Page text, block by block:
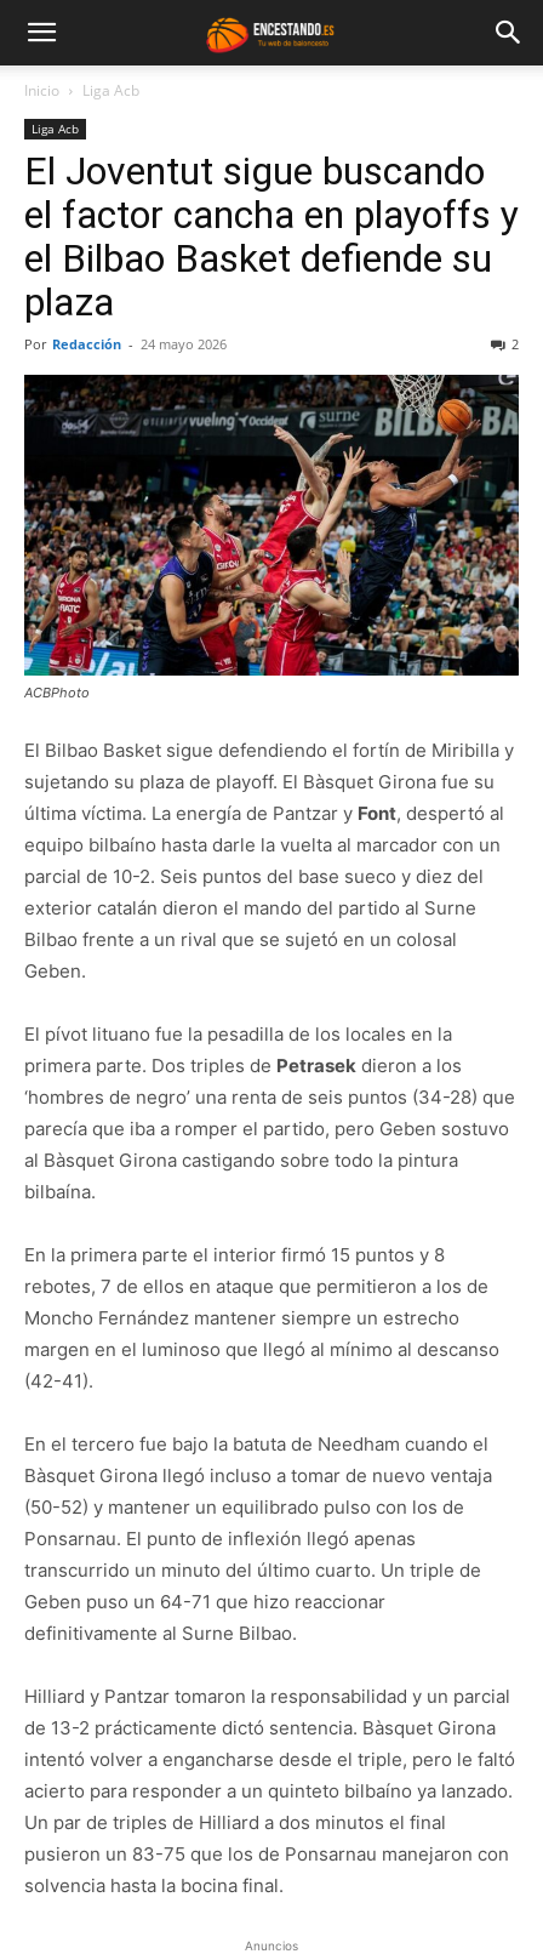
Inicio Liga Acb
Liga Acb
El Joventut sigue buscando
el factor cancha en playoffs y
el Bilbao Basket defiende su
plaza
Por Redacción - 24 mayo 2026 2
ACBPhoto
El Bilbao Basket sigue defendiendo el fortín de Miribilla y
sujetando su plaza de playoff. El Bàsquet Girona fue su
última víctima. La energía de Pantzar y Font, despertó al
equipo bilbaíno hasta darle la vuelta al marcador con un
parcial de 10-2. Seis puntos del base sueco y diez del
exterior catalán dieron el mando del partido al Surne
Bilbao frente a un rival que se sujetó en un colosal
Geben.
El pívot lituano fue la pesadilla de los locales en la
primera parte. Dos triples de Petrasek dieron a los
‘hombres de negro’ una renta de seis puntos (34-28) que
parecía que iba a romper el partido, pero Geben sostuvo
al Bàsquet Girona castigando sobre todo la pintura
bilbaína.
En la primera parte el interior firmó 15 puntos y 8
rebotes, 7 de ellos en ataque que permitieron a los de
Moncho Fernández mantener siempre un estrecho
margen en el luminoso que llegó al mínimo al descanso
(42-41).
En el tercero fue bajo la batuta de Needham cuando el
Bàsquet Girona llegó incluso a tomar de nuevo ventaja
(50-52) y mantener un equilibrado pulso con los de
Ponsarnau. El punto de inflexión llegó apenas
transcurrido un minuto del último cuarto. Un triple de
Geben puso un 64-71 que hizo reaccionar
definitivamente al Surne Bilbao.
Hilliard y Pantzar tomaron la responsabilidad y un parcial
de 13-2 prácticamente dictó sentencia. Bàsquet Girona
intentó volver a engancharse desde el triple, pero le faltó
acierto para responder a un quinteto bilbaíno ya lanzado.
Un par de triples de Hilliard a dos minutos el final
pusieron un 83-75 que los de Ponsarnau manejaron con
solvencia hasta la bocina final.
Anuncios